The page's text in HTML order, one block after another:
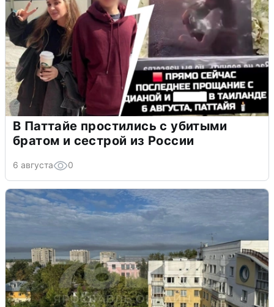
В Паттайе простились с убитыми
братом и сестрой из России
6 августа 0